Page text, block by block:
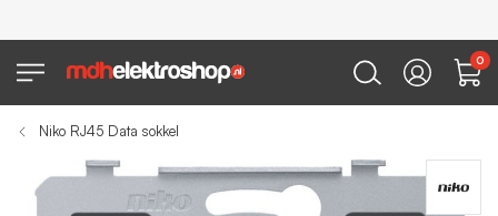
0
Niko RJ45 Data sokkel